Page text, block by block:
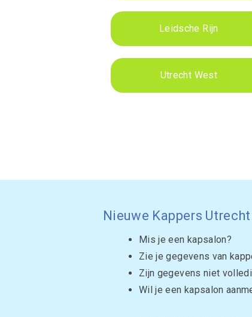
Leidsche Rijn
Utrecht West
Nieuwe Kappers Utrecht
Mis je een kapsalon?
Zie je gegevens van
Zijn gegevens niet
Wil je een kapsalon